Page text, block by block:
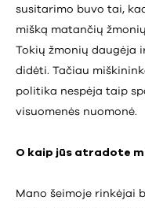
susitarimo buvo tai,
mišką matančių
Tokių žmonių daugėja
didėti. Tačiau
politika nespėja taip
visuomenės nuomonė.
O kaip jūs atradote
Mano šeimoje rinkėjai